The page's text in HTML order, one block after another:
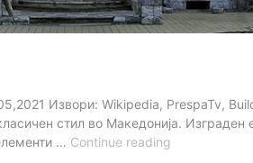
Извори: Wikipedia, PrespaTv,
стил во Македонија.
… Continue reading